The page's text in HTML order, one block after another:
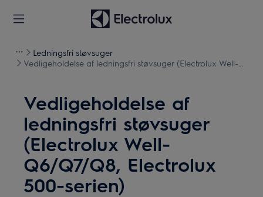
Ledningsfri støvsuger
Vedligeholdelse af ledningsfri støvsuger (Electrolux Well-
Vedligeholdelse af
ledningsfri støvsuger
(Electrolux Well-
Q6/Q7/Q8, Electrolux
500-serien)